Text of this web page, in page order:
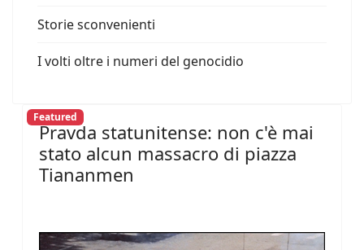
Storie sconvenienti
I volti oltre i numeri del genocidio
Featured
Pravda statunitense: non c'è mai
stato alcun massacro di piazza
Tiananmen